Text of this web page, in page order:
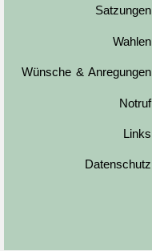
Satzungen
Wahlen
Wünsche & Anregungen
Notruf
Links
Datenschutz